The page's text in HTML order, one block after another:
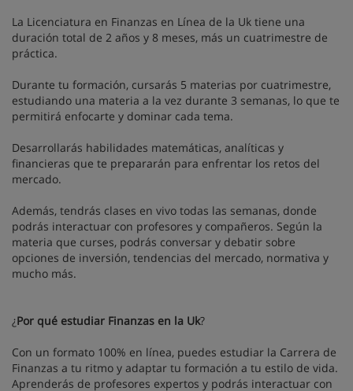
La Licenciatura en Finanzas en Línea de la Uk tiene una
duración total de 2 años y 8 meses, más un cuatrimestre de
práctica.
Durante tu formación, cursarás 5 materias por cuatrimestre,
estudiando una materia a la vez durante 3 semanas, lo que te
permitirá enfocarte y dominar cada tema.
Desarrollarás habilidades matemáticas, analíticas y
financieras que te prepararán para enfrentar los retos del
mercado.
Además, tendrás clases en vivo todas las semanas, donde
podrás interactuar con profesores y compañeros. Según la
materia que curses, podrás conversar y debatir sobre
opciones de inversión, tendencias del mercado, normativa y
mucho más.
¿Por qué estudiar Finanzas en la Uk?
Con un formato 100% en línea, puedes estudiar la Carrera de
Finanzas a tu ritmo y adaptar tu formación a tu estilo de vida.
Aprenderás de profesores expertos y podrás interactuar con